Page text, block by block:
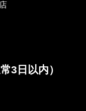
3日以内）